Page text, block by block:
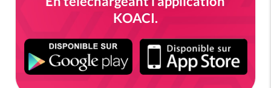
KOACI.